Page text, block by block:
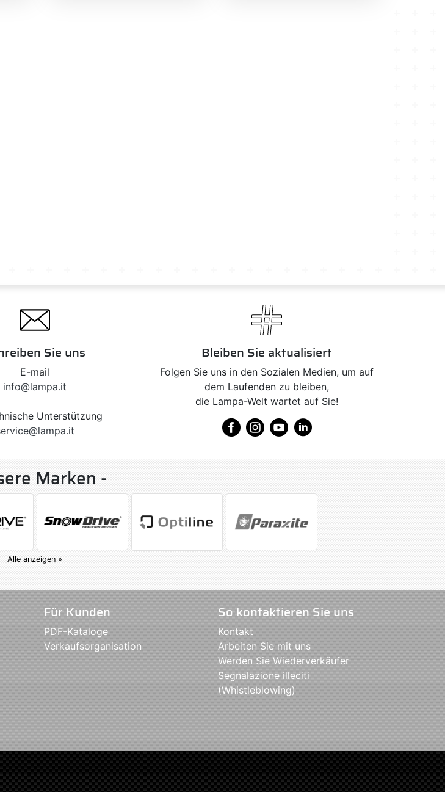
Sie uns
E-mail
info@lampa.it
Unterstützung
Bleiben Sie aktualisiert
Folgen Sie uns in den Sozialen Medien, um auf
dem Laufenden zu bleiben,
die Lampa-Welt wartet auf Sie!
Marken -
Alle anzeigen »
Für Kunden
PDF-Kataloge
Verkaufsorganisation
So kontaktieren Sie uns
Kontakt
Arbeiten Sie mit uns
Werden Sie Wiederverkäufer
Segnalazione illeciti
(Whistleblowing)